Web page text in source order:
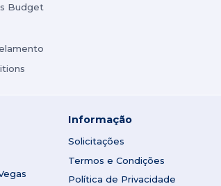
Budget
Informação
Solicitações
Termos e Condições
Política de Privacidade